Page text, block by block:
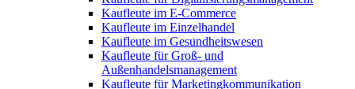
Kaufleute im E-Commerce
Kaufleute im Einzelhandel
Kaufleute im Gesundheitswesen
Kaufleute für Groß- und
Außenhandelsmanagement
Kaufleute für Marketingkommunikation